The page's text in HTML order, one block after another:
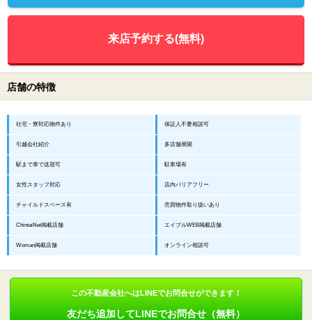
来店予約する(無料)
店舗の特徴
社宅・寮対応物件あり 保証人不要相談可
引越会社紹介 多店舗展開
駅まで車で送迎可 駐車場有
女性スタッフ対応 店内バリアフリー
チャイルドスペース有 売買物件取り扱いあり
ChintaiNet掲載店舗 エイブルWEB掲載店舗
Woman掲載店舗 オンライン相談可
この不動産会社へはLINEでお問合せができます！
友だち追加してLINEでお問合せ（無料）